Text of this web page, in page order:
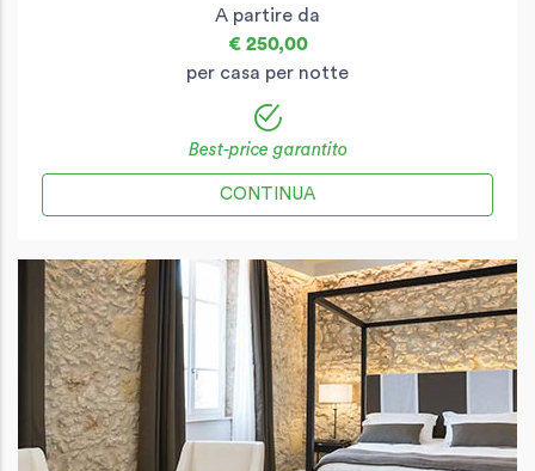
A partire da
€ 250,00
per casa per notte
Best-price garantito
CONTINUA